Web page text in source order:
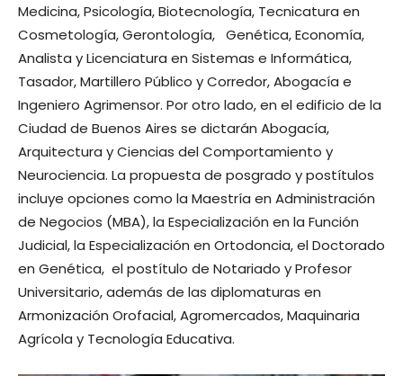
Medicina, Psicología, Biotecnología, Tecnicatura en
Cosmetología, Gerontología, Genética, Economía,
Analista y Licenciatura en Sistemas e Informática,
Tasador, Martillero Público y Corredor, Abogacía e
Ingeniero Agrimensor. Por otro lado, en el edificio de la
Ciudad de Buenos Aires se dictarán Abogacía,
Arquitectura y Ciencias del Comportamiento y
Neurociencia. La propuesta de posgrado y postítulos
incluye opciones como la Maestría en Administración
de Negocios (MBA), la Especialización en la Función
Judicial, la Especialización en Ortodoncia, el Doctorado
en Genética, el postítulo de Notariado y Profesor
Universitario, además de las diplomaturas en
Armonización Orofacial, Agromercados, Maquinaria
Agrícola y Tecnología Educativa.